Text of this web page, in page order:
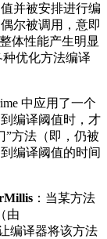
并被安排进行编
尔被调用，意即
体性能产生明显
优化方法编译
中应用了一个
编译阈值时，才
”方法（即，仍被
编译阈值的时间
：当某方法
由
编译器将该方法